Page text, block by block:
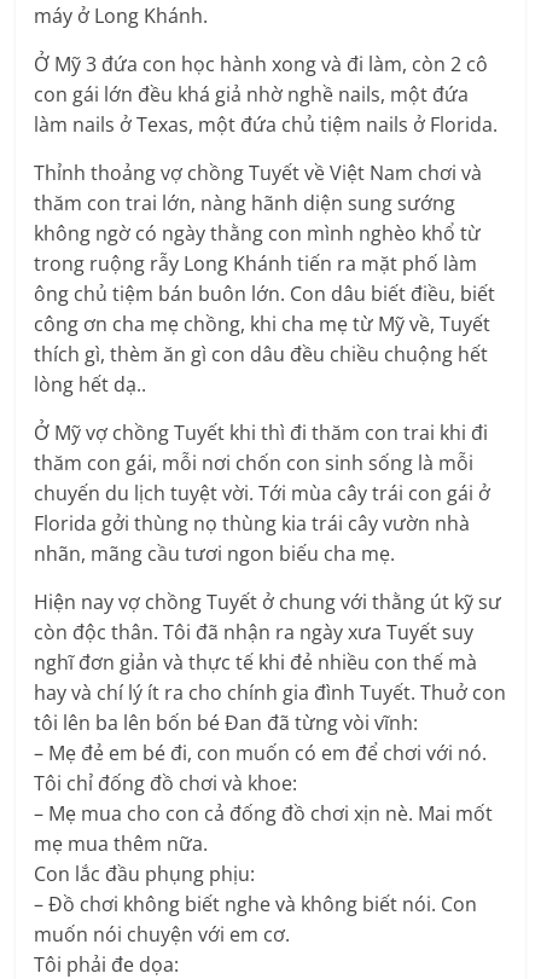
máy ở Long Khánh.
Ở Mỹ 3 đứa con học hành xong và đi làm, còn 2 cô
con gái lớn đều khá giả nhờ nghề nails, một đứa
làm nails ở Texas, một đứa chủ tiệm nails ở Florida.
Thỉnh thoảng vợ chồng Tuyết về Việt Nam chơi và
thăm con trai lớn, nàng hãnh diện sung sướng
không ngờ có ngày thằng con mình nghèo khổ từ
trong ruộng rẫy Long Khánh tiến ra mặt phố làm
ông chủ tiệm bán buôn lớn. Con dâu biết điều, biết
công ơn cha mẹ chồng, khi cha mẹ từ Mỹ về, Tuyết
thích gì, thèm ăn gì con dâu đều chiều chuộng hết
lòng hết dạ..
Ở Mỹ vợ chồng Tuyết khi thì đi thăm con trai khi đi
thăm con gái, mỗi nơi chốn con sinh sống là mỗi
chuyến du lịch tuyệt vời. Tới mùa cây trái con gái ở
Florida gởi thùng nọ thùng kia trái cây vườn nhà
nhãn, mãng cầu tươi ngon biếu cha mẹ.
Hiện nay vợ chồng Tuyết ở chung với thằng út kỹ sư
còn độc thân. Tôi đã nhận ra ngày xưa Tuyết suy
nghĩ đơn giản và thực tế khi đẻ nhiều con thế mà
hay và chí lý ít ra cho chính gia đình Tuyết. Thuở con
tôi lên ba lên bốn bé Ðan đã từng vòi vĩnh:
– Mẹ đẻ em bé đi, con muốn có em để chơi với nó.
Tôi chỉ đống đồ chơi và khoe:
– Mẹ mua cho con cả đống đồ chơi xịn nè. Mai mốt
mẹ mua thêm nữa.
Con lắc đầu phụng phịu:
– Ðồ chơi không biết nghe và không biết nói. Con
muốn nói chuyện với em cơ.
Tôi phải đe dọa: